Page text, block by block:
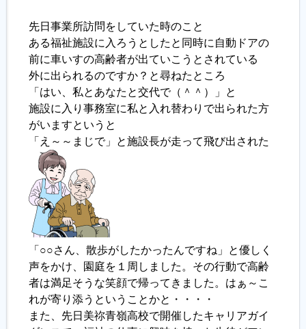
求人情報検索
各種セミナー
履歴書ジェネレーター
先日事業所訪問をしていた時のこと
ある福祉施設に入ろうとしたと同時に自動ドアの
前に車いすの高齢者が出ていこうとされている
外に出られるのですか？と尋ねたところ
「はい、私とあなたと交代で（＾＾）」と
施設に入り事務室に私と入れ替わりで出られた方
がいますというと
「え～～まじで」と施設長が走って飛び出された
「○○さん、散歩がしたかったんですね」と優しく
声をかけ、園庭を１周しました。その行動で高齢
者は満足そうな笑顔で帰ってきました。はぁ～こ
れが寄り添うということかと・・・・
また、先日美祢青嶺高校で開催したキャリアガイ